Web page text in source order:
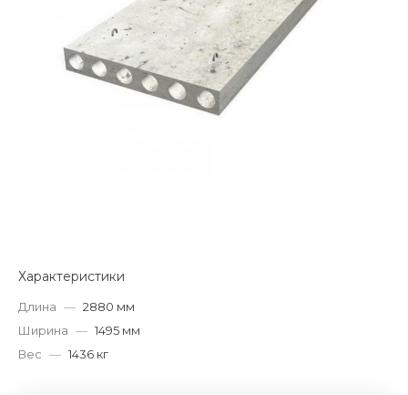
Характеристики
Длина — 2880 мм
Ширина — 1495 мм
Вес — 1436 кг